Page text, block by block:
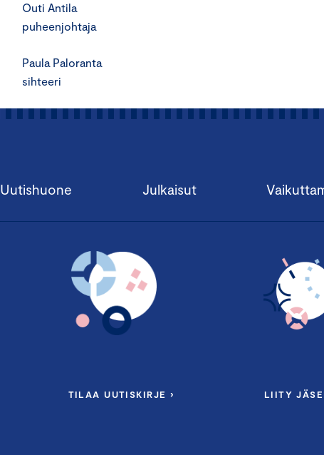
Outi Antila
puheenjohtaja
Paula Paloranta
sihteeri
Uutishuone Julkaisut
TILAA UUTISKIRJE › LIITY